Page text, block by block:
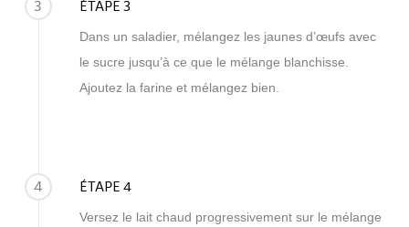
3 ÉTAPE 3
Dans un saladier, mélangez les jaunes d’œufs avec
le sucre jusqu’à ce que le mélange blanchisse.
Ajoutez la farine et mélangez bien.
4 ÉTAPE 4
Versez le lait chaud progressivement sur le mélange